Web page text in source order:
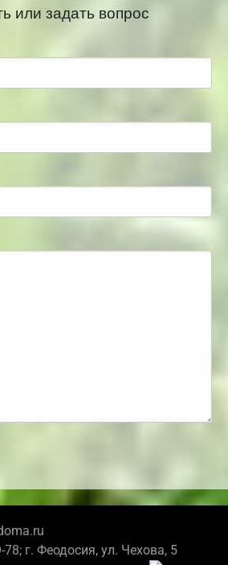
или задать вопрос
г. Феодосия, ул. Чехова, 5